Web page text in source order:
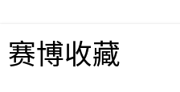
赛博收藏